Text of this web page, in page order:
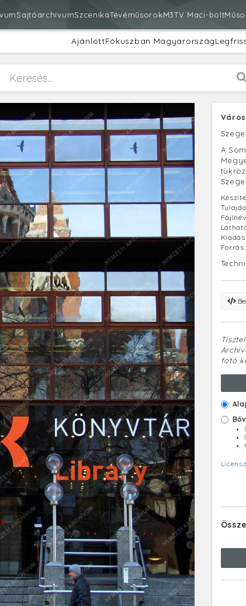
SajtóarchívumSzcenikaTévéműsorokM3TV Maci-bolt
AjánlottFókuszban Magyarország
A
fotó